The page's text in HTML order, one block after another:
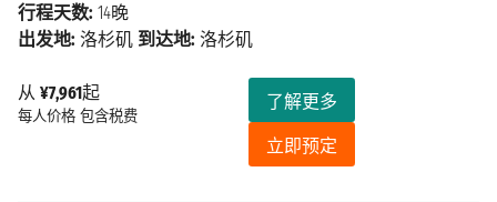
从 ¥7,961起
每人价格 包含税费
了解更多
立即预定
行程天数: 14晚
出发地: 洛杉矶 到达地: 洛杉矶